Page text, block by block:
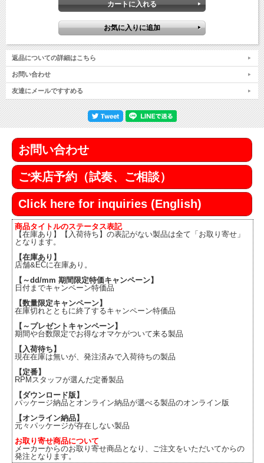
返品についての詳細はこちら
お問い合わせ
友達にメールですすめる
お問い合わせ
ご来店予約（試奏、ご相談）
Click here for inquiries (English)
商品タイトルのステータス表記
【在庫あり】【入荷待ち】の表記がない製品は全て「お取り寄せ」
となります。
【在庫あり】
店舗&ECに在庫あり。
【～dd/mm 期間限定特価キャンペーン】
日付までキャンペーン特価品
【数量限定キャンペーン】
在庫切れとともに終了するキャンペーン特価品
【～プレゼントキャンペーン】
期間や台数限定でお得なオマケがついて来る製品
【入荷待ち】
現在在庫は無いが、発注済みで入荷待ちの製品
【定番】
RPMスタッフが選んだ定番製品
【ダウンロード版】
パッケージ納品とオンライン納品が選べる製品のオンライン版
【オンライン納品】
元々パッケージが存在しない製品
お取り寄せ商品について
メーカーからのお取り寄せ商品となり、ご注文をいただいてからの
発注となります。